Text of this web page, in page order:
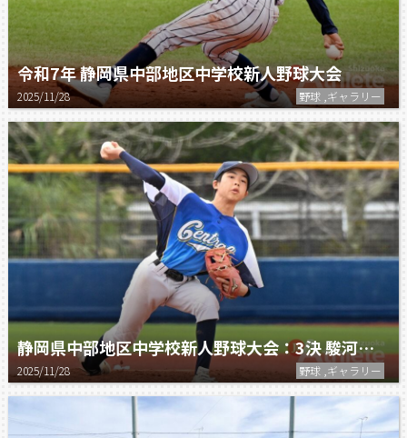
令和7年 静岡県中部地区中学校新人野球大会
2025/11/28 野球 ,ギャラリー
静岡県中部地区中学校新人野球大会：3決 駿河セントラル vs 常葉橘
2025/11/28 野球 ,ギャラリー